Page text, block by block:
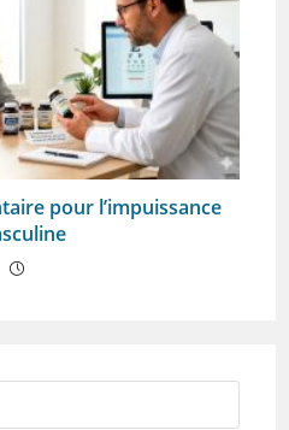
pour l’impuissance